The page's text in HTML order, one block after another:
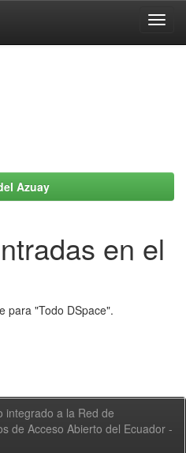
Azuay
en el
para "Todo DSpace".
integrado a la Red de
de Acceso Abierto del Ecuador -